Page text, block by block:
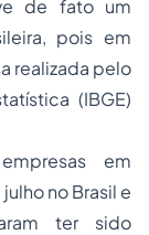
de fato um
pois em
realizada pelo
(IBGE)
em
no Brasil e
ter sido